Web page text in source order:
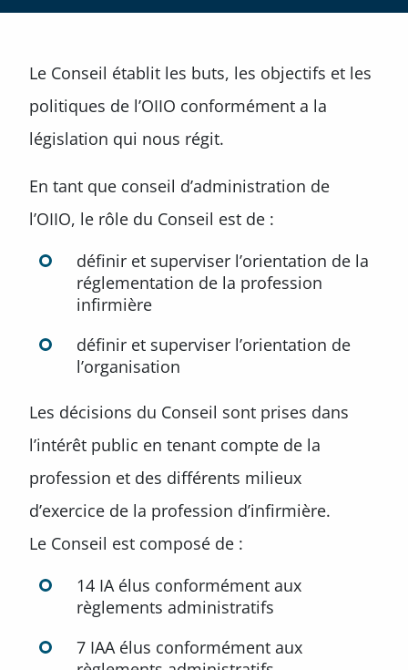
Le Conseil établit les buts, les objectifs et les
politiques de l’OIIO conformément a la
législation qui nous régit.
En tant que conseil d’administration de
l’OIIO, le rôle du Conseil est de :
définir et superviser l’orientation de la
réglementation de la profession
infirmière
définir et superviser l’orientation de
l’organisation
Les décisions du Conseil sont prises dans
l’intérêt public en tenant compte de la
profession et des différents milieux
d’exercice de la profession d’infirmière.
Le Conseil est composé de :
14 IA élus conformément aux
règlements administratifs
7 IAA élus conformément aux